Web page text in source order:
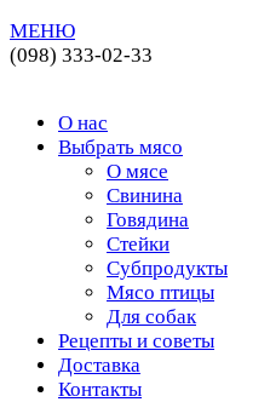
МЕНЮ
(098) 333-02-33
О нас
Выбрать мясо
О мясе
Свинина
Говядина
Стейки
Субпродукты
Мясо птицы
Для собак
Рецепты и советы
Доставка
Контакты